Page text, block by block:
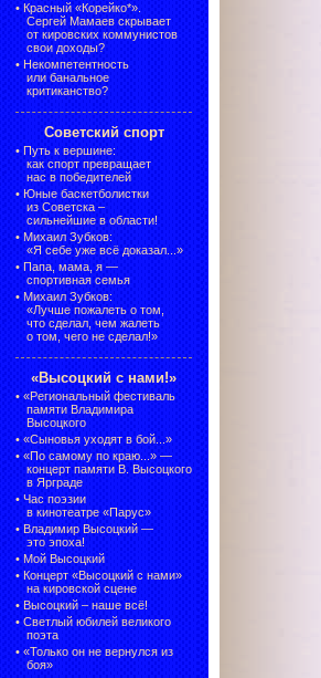
• Красный «Корейко*».
Сергей Мамаев скрывает
от кировских коммунистов
свои доходы?
• Некомпетентность
или банальное
критиканство?
Советский спорт
• Путь к вершине:
как спорт превращает
нас в победителей
• Юные баскетболистки
из Советска –
сильнейшие в области!
• Михаил Зубков:
«Я себе уже всё доказал...»
• Папа, мама, я —
спортивная семья
• Михаил Зубков:
«Лучше пожалеть о том,
что сделал, чем жалеть
о том, чего не сделал!»
«Высоцкий с нами!»
• «Региональный фестиваль
памяти Владимира
Высоцкого
• «Сыновья уходят в бой...»
• «По самому по краю...» —
концерт памяти В. Высоцкого
в Ярграде
• Час поэзии
в кинотеатре «Парус»
• Владимир Высоцкий —
это эпоха!
• Мой Высоцкий
• Концерт «Высоцкий с нами»
на кировской сцене
• Высоцкий – наше всё!
• Светлый юбилей великого
поэта
• «Только он не вернулся из
боя»